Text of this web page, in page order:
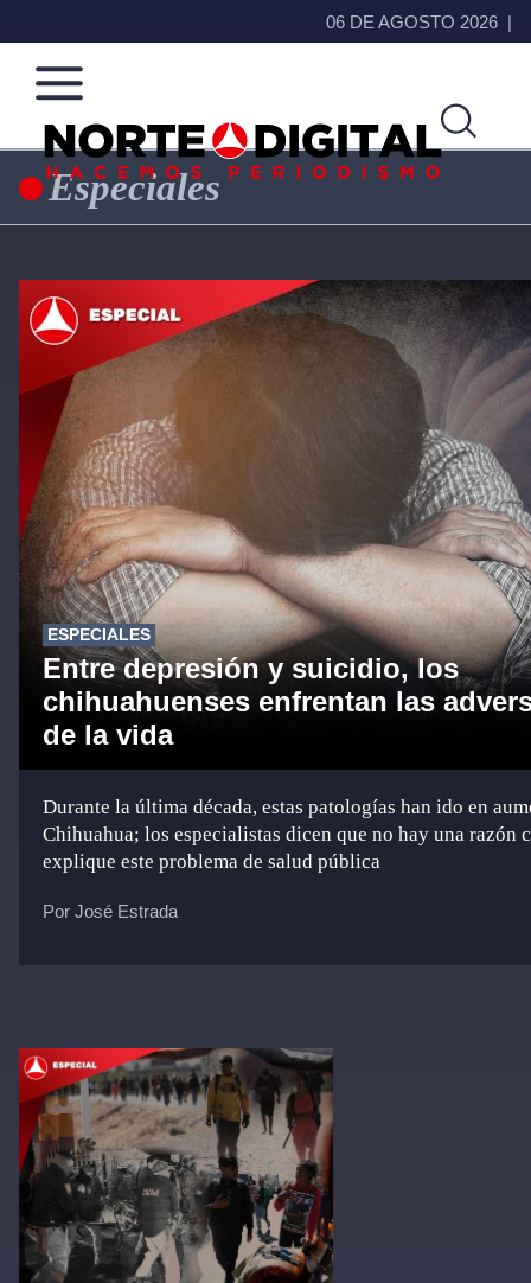
06 DE AGOSTO 2026
Norte
Juárez
Más
noticias,
hacemos periodismo
Especiales
ESPECIALES
Entre depresión y suicidio, los
chihuahuenses enfrentan las
de la vida
Durante la última década, estas patologías han ido en
Chihuahua; los especialistas dicen que no hay una razón
explique este problema de salud pública
Por José Estrada